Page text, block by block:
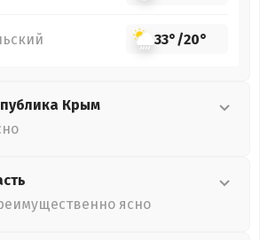
33°/20°
Крым
ясно